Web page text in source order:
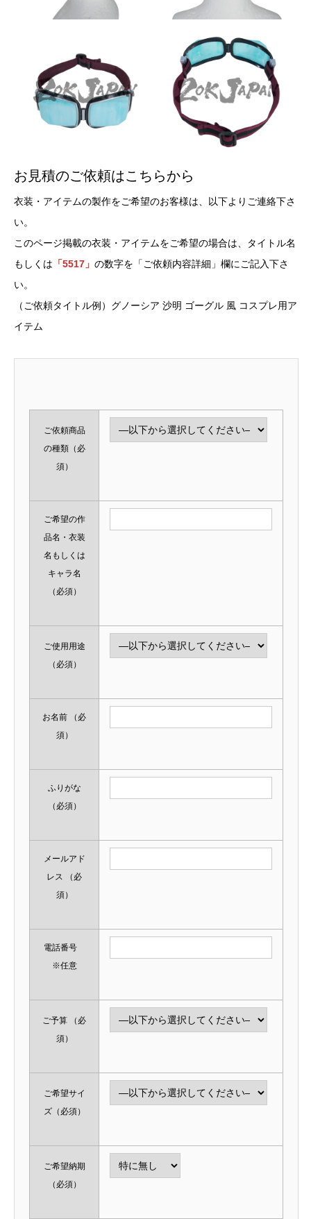
お見積のご依頼はこちらから
衣装・アイテムの製作をご希望のお客様は、以下よりご連絡下さ
い。
このページ掲載の衣装・アイテムをご希望の場合は、タイトル名
もしくは 「5517」 の数字を「ご依頼内容詳細」欄にご記入下さ
い。
（ご依頼タイトル例）グノーシア 沙明 ゴーグル 風 コスプレ用ア
イテム
ご依頼商品
の種類（必
須）
ご希望の作
品名・衣装
名もしくは
キャラ名
（必須）
ご使用用途
（必須）
お名前
（必
須）
ふりがな
（必須）
メールアド
レス
（必
須）
電話番号
※任意
ご予算
（必
須）
ご希望サイ
ズ（必須）
ご希望納期
（必須）